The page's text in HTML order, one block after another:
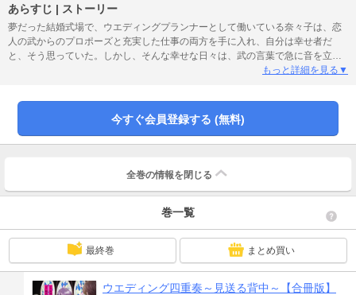
あらすじ | ストーリー
夢だった結婚式場で、ウエディングプランナーとして働いている奈々子は、恋
人の武からのプロポーズと充実した仕事の両方を手に入れ、自分は幸せ者だ
と、そう思っていた。しかし、そんな幸せな日々は、武の言葉で急に音を立て
て崩れていくことに…。「他に好きな人ができたんだ…」恋人に甘えていた自
場の入口で、そう言った女の隣にいたのは、元彼の武だった…！（1話～5話が
もっと詳細を見る▼
今すぐ会員登録する (無料)
全巻の情報を 閉じる
巻一覧
最終巻 まとめ買い
ウエディング四重奏～見送る背中～【合冊版】